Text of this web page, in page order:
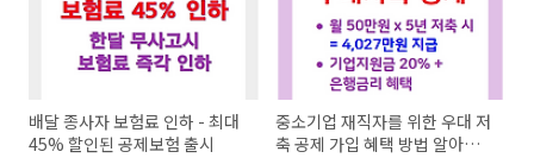
배달 종사자 보험료 인하 - 최대
45% 할인된 공제보험 출시
중소기업 재직자를 위한 우대 저
축 공제 가입 혜택 방법 알아보